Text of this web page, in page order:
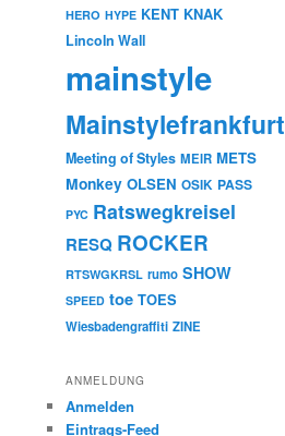
HERO HYPE KENT KNAK
Lincoln Wall
mainstyle
Mainstylefrankfurt
Meeting of Styles MEIR METS
Monkey OLSEN OSIK PASS
PYC Ratswegkreisel
RESQ ROCKER
RTSWGKRSL rumo SHOW
SPEED toe TOES
Wiesbadengraffiti ZINE
ANMELDUNG
Anmelden
Eintrags-Feed